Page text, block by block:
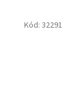
Kód: 32291